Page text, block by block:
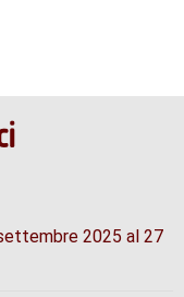
2025 al 27